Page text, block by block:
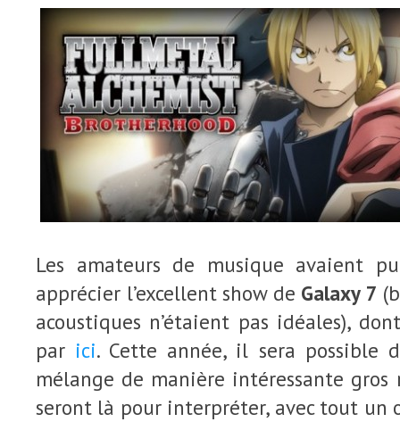
Les amateurs de musique avaient
apprécier l’excellent show de Galaxy 7
acoustiques n’étaient pas idéales),
par ici. Cette année, il sera possible
mélange de manière intéressante
seront là pour interpréter, avec tout un